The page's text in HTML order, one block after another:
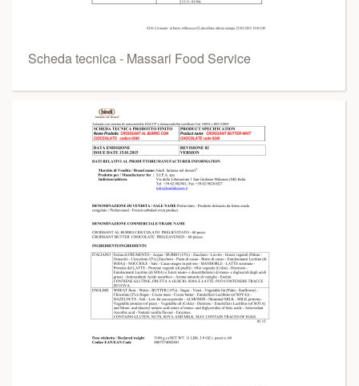
Scheda tecnica - Massari Food Service